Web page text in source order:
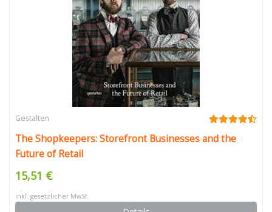
Gestalten
The Shopkeepers: Storefront Businesses and the
Future of Retail
15,51 €
inkl. gesetzlicher MwSt.